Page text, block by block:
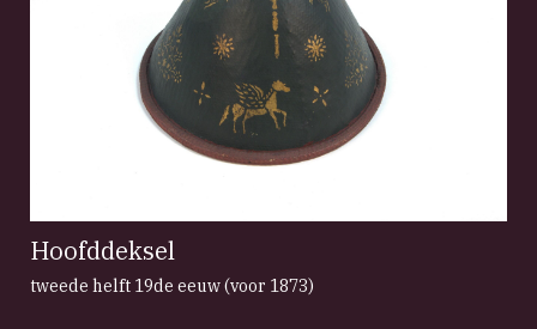
Hoofddeksel
tweede helft 19de eeuw (voor 1873)